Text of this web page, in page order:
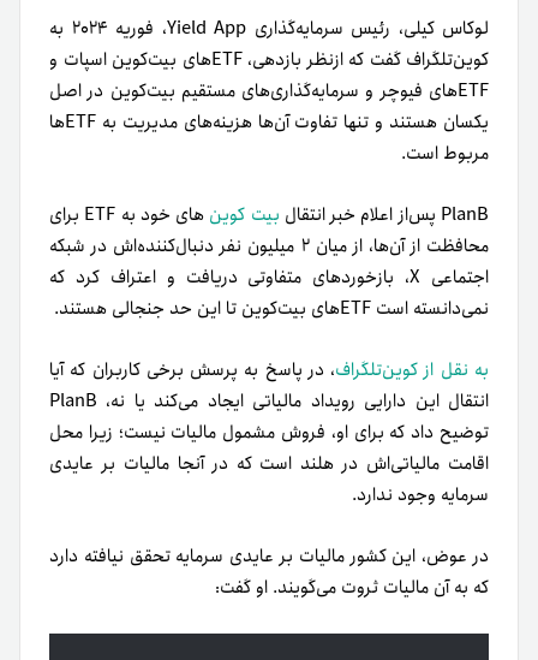
لوکاس کیلی، رئیس سرمایه‌گذاری Yield App، فوریه ۲۰۲۴ به
کوین‌تلگراف گفت که ازنظر بازدهی، ETFهای بیت‌کوین اسپات و
ETFهای فیوچر و سرمایه‌گذاری‌های مستقیم بیت‌کوین در اصل
یکسان هستند و تنها تفاوت آن‌ها هزینه‌های مدیریت به ETFها
مربوط است.
PlanB پس‌از اعلام خبر انتقال بیت کوین
های خود به ETF برای
محافظت از آن‌ها، از میان ۲ میلیون نفر دنبال‌کننده‌اش در شبکه
اجتماعی X، بازخوردهای متفاوتی دریافت و اعتراف کرد که
نمی‌دانسته است ETFهای بیت‌کوین تا این حد جنجالی هستند.
به نقل از کوین‌تلگراف، در پاسخ به پرسش برخی کاربران که آیا
انتقال این دارایی رویداد مالیاتی ایجاد می‌کند یا نه، PlanB
توضیح داد که برای او، فروش مشمول مالیات نیست؛ زیرا محل
اقامت مالیاتی‌اش در هلند است که در آنجا مالیات بر عایدی
سرمایه وجود ندارد.
در عوض، این کشور مالیات بر عایدی سرمایه تحقق‌ نیافته دارد
که به آن مالیات ثروت می‌گویند. او گفت: